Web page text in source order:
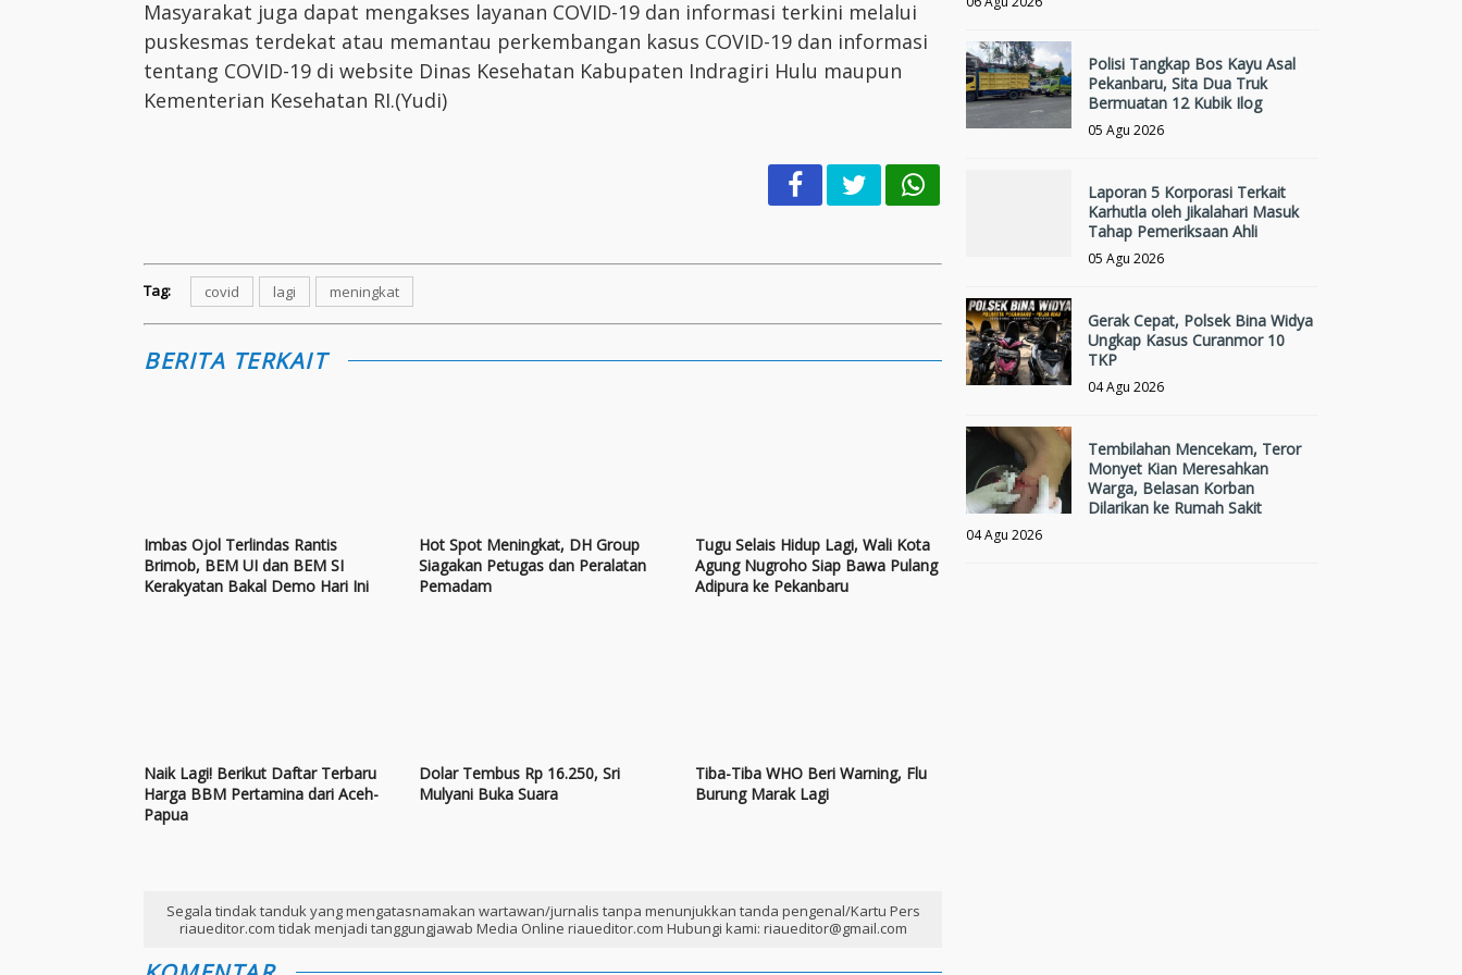
Masyarakat juga dapat mengakses layanan COVID-19 dan informasi terkini melalui
puskesmas terdekat atau memantau perkembangan kasus COVID-19 dan informasi
tentang COVID-19 di website Dinas Kesehatan Kabupaten Indragiri Hulu maupun
Kementerian Kesehatan RI.(Yudi)
Tag: covid lagi meningkat
BERITA TERKAIT
Imbas Ojol Terlindas Rantis
Brimob, BEM UI dan BEM SI
Kerakyatan Bakal Demo Hari Ini
Hot Spot Meningkat, DH Group
Siagakan Petugas dan Peralatan
Pemadam
Tugu Selais Hidup Lagi, Wali Kota
Agung Nugroho Siap Bawa Pulang
Adipura ke Pekanbaru
Naik Lagi! Berikut Daftar Terbaru
Harga BBM Pertamina dari Aceh-
Papua
Dolar Tembus Rp 16.250, Sri
Mulyani Buka Suara
Tiba-Tiba WHO Beri Warning, Flu
Burung Marak Lagi
Segala tindak tanduk yang mengatasnamakan wartawan/jurnalis tanpa menunjukkan tanda pengenal/Kartu Pers
riaueditor.com tidak menjadi tanggungjawab Media Online riaueditor.com Hubungi kami: riaueditor@gmail.com
Polisi Tangkap Bos Kayu Asal
Pekanbaru, Sita Dua Truk
Bermuatan 12 Kubik Ilog
05 Agu 2026
Laporan 5 Korporasi Terkait
Karhutla oleh Jikalahari Masuk
Tahap Pemeriksaan Ahli
05 Agu 2026
Gerak Cepat, Polsek Bina Widya
Ungkap Kasus Curanmor 10
TKP
04 Agu 2026
Tembilahan Mencekam, Teror
Monyet Kian Meresahkan
Warga, Belasan Korban
Dilarikan ke Rumah Sakit
04 Agu 2026